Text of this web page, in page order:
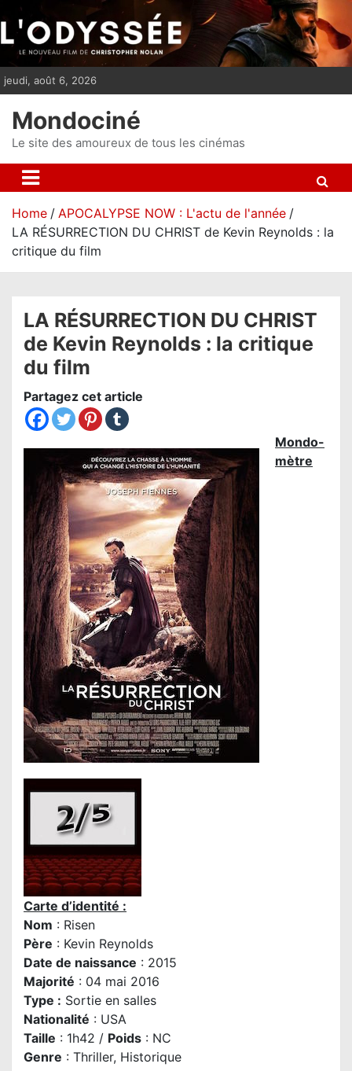
i
p
t
n
jeudi, août 6, 2026
Mondociné
Le site des amoureux de tous les cinémas
Home
APOCALYPSE NOW : L'actu de l'année
LA RÉSURRECTION DU CHRIST de Kevin Reynolds : la
critique du film
LA RÉSURRECTION DU CHRIST
de Kevin Reynolds : la critique
du film
Partagez cet article
Mondo-
mètre
Carte d’identité :
Nom : Risen
Père : Kevin Reynolds
Date de naissance : 2015
Majorité : 04 mai 2016
Type : Sortie en salles
Nationalité : USA
Taille : 1h42 / Poids : NC
Genre : Thriller, Historique